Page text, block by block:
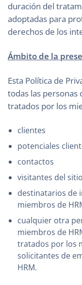
duración del
adoptadas para
derechos de los
Ámbito de la
Esta Política de
todas las personas
tratados por los
clientes
potenciales
contactos
visitantes del
destinatarios de
miembros de
cualquier otra
miembros de
tratados por los
solicitantes de
HRM.